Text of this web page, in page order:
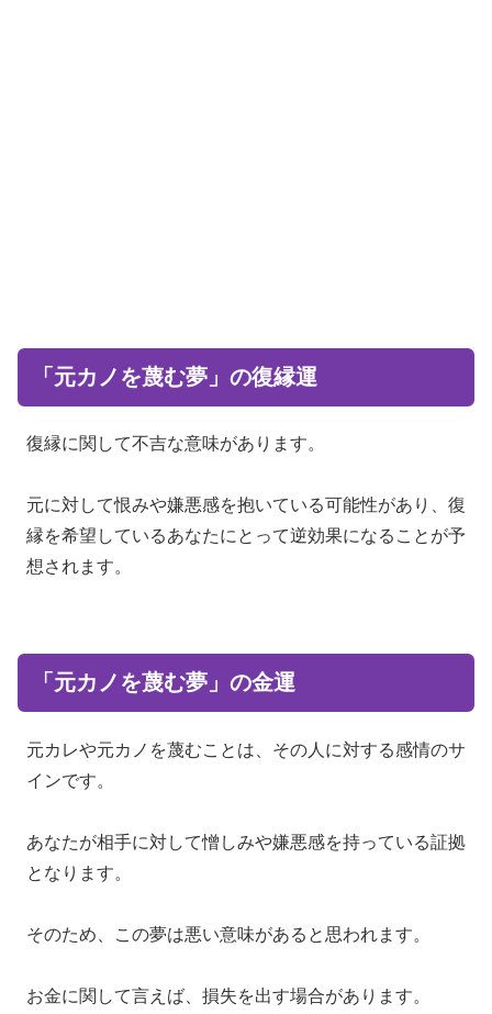
「元カノを蔑む夢」の復縁運
復縁に関して不吉な意味があります。
元に対して恨みや嫌悪感を抱いている可能性があり、復
縁を希望しているあなたにとって逆効果になることが予
想されます。
「元カノを蔑む夢」の金運
元カレや元カノを蔑むことは、その人に対する感情のサ
インです。
あなたが相手に対して憎しみや嫌悪感を持っている証拠
となります。
そのため、この夢は悪い意味があると思われます。
お金に関して言えば、損失を出す場合があります。